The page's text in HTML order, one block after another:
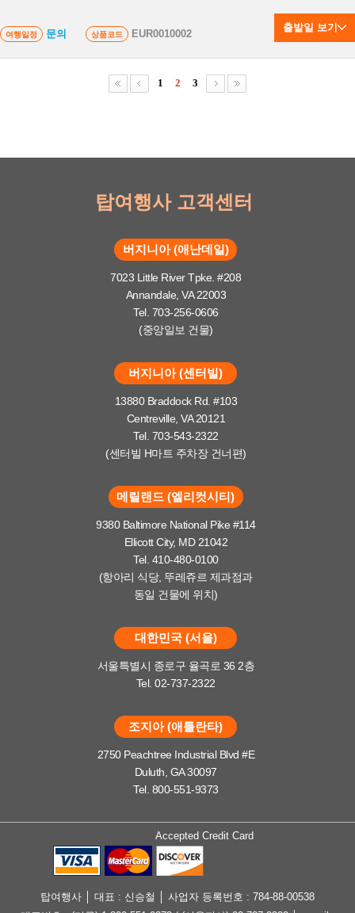
여행일정 문의 상품코드 EUR0010002
출발일 보기
1 2 3
탑여행사 고객센터
버지니아 (애난데일)
7023 Little River Tpke. #208
Annandale, VA 22003
Tel. 703-256-0606
(중앙일보 건물)
버지니아 (센터빌)
13880 Braddock Rd. #103
Centreville, VA 20121
Tel. 703-543-2322
(센터빌 H마트 주차장 건너편)
메릴랜드 (엘리컷시티)
9380 Baltimore National Pike #114
Ellicott City, MD 21042
Tel. 410-480-0100
(항아리 식당, 뚜레쥬르 제과점과
동일 건물에 위치)
대한민국 (서울)
서울특별시 종로구 율곡로 36 2층
Tel. 02-737-2322
조지아 (애틀란타)
2750 Peachtree Industrial Blvd #E
Duluth, GA 30097
Tel. 800-551-9373
Accepted Credit Card
탑여행사 │ 대표 : 신승철 │ 사업자 등록번호 : 784-88-00538